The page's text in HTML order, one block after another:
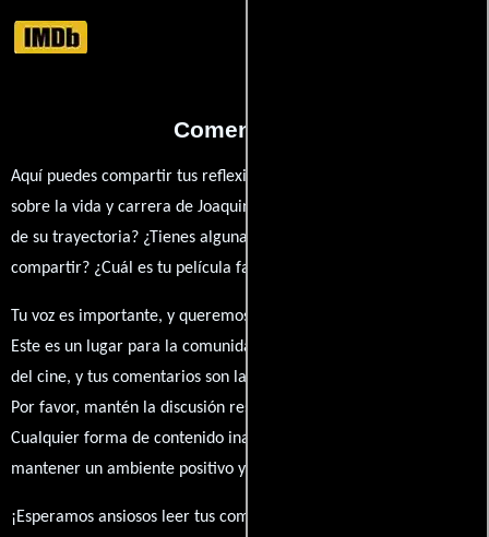
Comentarios
Aquí puedes compartir tus reflexiones, anécdotas y opiniones
sobre la vida y carrera de Joaquin Gutierrez. ¿Qué te ha inspirado
de su trayectoria? ¿Tienes alguna anécdota personal que desees
compartir? ¿Cuál es tu película favorita en la que ha participado?
Tu voz es importante, y queremos escuchar tus pensamientos.
Este es un lugar para la comunidad de admiradores y amantes
del cine, y tus comentarios son la esencia de esta conversación.
Por favor, mantén la discusión respetuosa y constructiva.
Cualquier forma de contenido inapropiado será eliminado para
mantener un ambiente positivo y enriquecedor para todos.
¡Esperamos ansiosos leer tus comentarios y conocer tus puntos